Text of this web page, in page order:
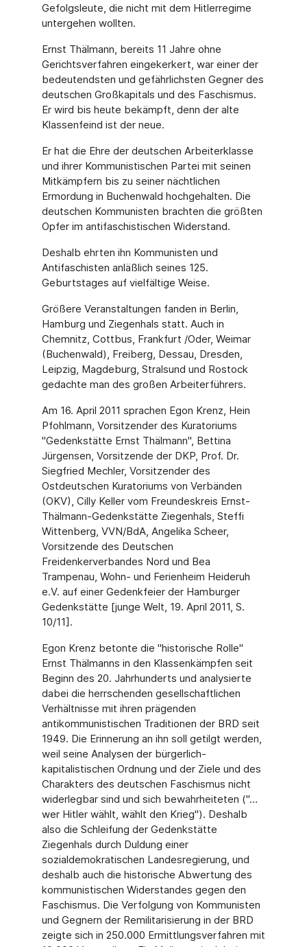
Gefolgsleute, die nicht mit dem Hitlerregime
untergehen wollten.
Ernst Thälmann, bereits 11 Jahre ohne
Gerichtsverfahren eingekerkert, war einer der
bedeutendsten und gefährlichsten Gegner des
deutschen Großkapitals und des Faschismus.
Er wird bis heute bekämpft, denn der alte
Klassenfeind ist der neue.
Er hat die Ehre der deutschen Arbeiterklasse
und ihrer Kommunistischen Partei mit seinen
Mitkämpfern bis zu seiner nächtlichen
Ermordung in Buchenwald hochgehalten. Die
deutschen Kommunisten brachten die größten
Opfer im antifaschistischen Widerstand.
Deshalb ehrten ihn Kommunisten und
Antifaschisten anläßlich seines 125.
Geburtstages auf vielfältige Weise.
Größere Veranstaltungen fanden in Berlin,
Hamburg und Ziegenhals statt. Auch in
Chemnitz, Cottbus, Frankfurt /Oder, Weimar
(Buchenwald), Freiberg, Dessau, Dresden,
Leipzig, Magdeburg, Stralsund und Rostock
gedachte man des großen Arbeiterführers.
Am 16. April 2011 sprachen Egon Krenz, Hein
Pfohlmann, Vorsitzender des Kuratoriums
"Gedenkstätte Ernst Thälmann", Bettina
Jürgensen, Vorsitzende der DKP, Prof. Dr.
Siegfried Mechler, Vorsitzender des
Ostdeutschen Kuratoriums von Verbänden
(OKV), Cilly Keller vom Freundeskreis Ernst-
Thälmann-Gedenkstätte Ziegenhals, Steffi
Wittenberg, VVN/BdA, Angelika Scheer,
Vorsitzende des Deutschen
Freidenkerverbandes Nord und Bea
Trampenau, Wohn- und Ferienheim Heideruh
e.V. auf einer Gedenkfeier der Hamburger
Gedenkstätte [junge Welt, 19. April 2011, S.
10/11].
Egon Krenz betonte die "historische Rolle"
Ernst Thälmanns in den Klassenkämpfen seit
Beginn des 20. Jahrhunderts und analysierte
dabei die herrschenden gesellschaftlichen
Verhältnisse mit ihren prägenden
antikommunistischen Traditionen der BRD seit
1949. Die Erinnerung an ihn soll getilgt werden,
weil seine Analysen der bürgerlich-
kapitalistischen Ordnung und der Ziele und des
Charakters des deutschen Faschismus nicht
widerlegbar sind und sich bewahrheiteten ("…
wer Hitler wählt, wählt den Krieg"). Deshalb
also die Schleifung der Gedenkstätte
Ziegenhals durch Duldung einer
sozialdemokratischen Landesregierung, und
deshalb auch die historische Abwertung des
kommunistischen Widerstandes gegen den
Faschismus. Die Verfolgung von Kommunisten
und Gegnern der Remilitarisierung in der BRD
zeigte sich in 250.000 Ermittlungsverfahren mit